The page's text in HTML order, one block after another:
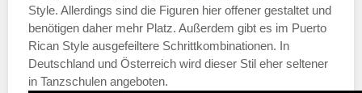
Style. Allerdings sind die Figuren hier offener gestaltet und
benötigen daher mehr Platz. Außerdem gibt es im Puerto
Rican Style ausgefeiltere Schrittkombinationen. In
Deutschland und Österreich wird dieser Stil eher seltener
in Tanzschulen angeboten.